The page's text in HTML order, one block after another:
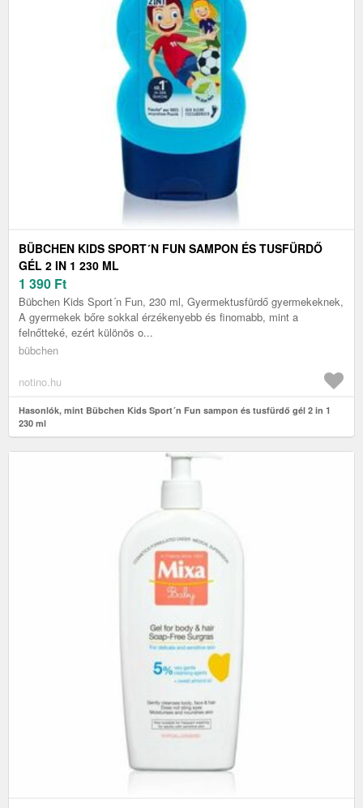
BÜBCHEN KIDS SPORT´N FUN SAMPON ÉS TUSFÜRDŐ
GÉL 2 IN 1 230 ML
1 390 Ft
Bübchen Kids Sport´n Fun, 230 ml, Gyermektusfürdő gyermekeknek,
A gyermekek bőre sokkal érzékenyebb és finomabb, mint a
felnőtteké, ezért különös o...
bübchen
notino.hu
Hasonlók, mint Bübchen Kids Sport´n Fun sampon és tusfürdő gél 2 in 1
230 ml